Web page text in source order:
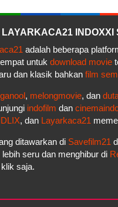
INDOXXI
adalah beberapa
untuk download movie
dan klasik bahkan film
ganool, melongmovie, dan
indofilm dan
, dan Layarkaca21
ditawarkan di Savefilm21
seru dan menghibur di
saja.